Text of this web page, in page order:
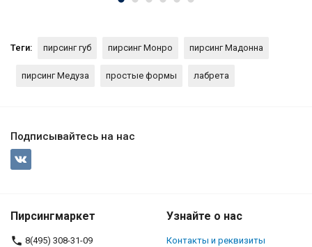
Теги: пирсинг губ пирсинг Монро пирсинг Мадонна
пирсинг Медуза простые формы лабрета
Подписывайтесь на нас
Пирсингмаркет
8(495) 308-31-09
Узнайте о нас
Контакты и реквизиты